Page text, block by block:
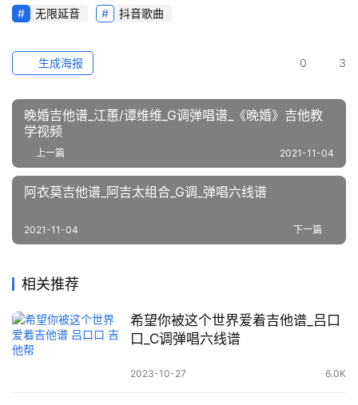
无限延音 抖音歌曲
0 3
生成海报
晚婚吉他谱_江蕙/谭维维_G调弹唱谱_《晚婚》吉他教
学视频
上一篇 2021-11-04
阿衣莫吉他谱_阿吉太组合_G调_弹唱六线谱
下一篇
2021-11-04
相关推荐
希望你被这个世界爱着吉他谱_吕口
口_C调弹唱六线谱
2023-10-27 6.0K